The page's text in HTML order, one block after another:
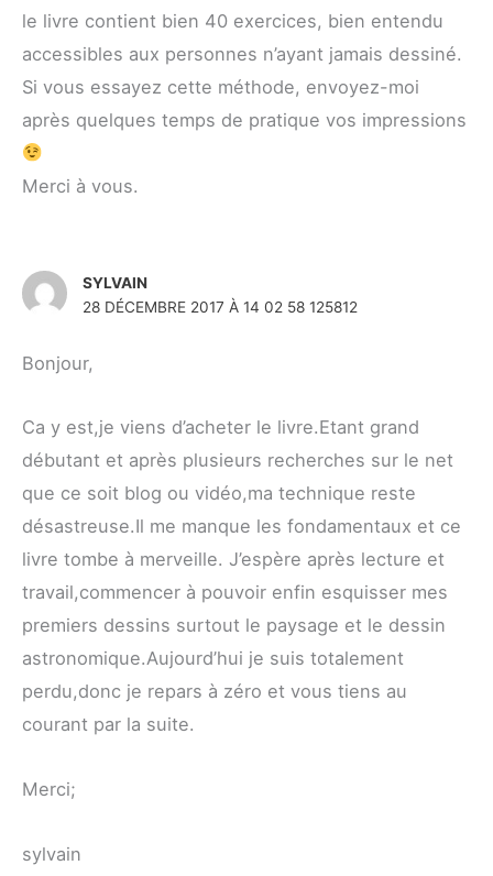
le livre contient bien 40 exercices, bien entendu
accessibles aux personnes n’ayant jamais dessiné.
Si vous essayez cette méthode, envoyez-moi
après quelques temps de pratique vos impressions
Merci à vous.
SYLVAIN
28 DÉCEMBRE 2017 À 14 02 58 125812
Bonjour,
Ca y est,je viens d’acheter le livre.Etant grand
débutant et après plusieurs recherches sur le net
que ce soit blog ou vidéo,ma technique reste
désastreuse.Il me manque les fondamentaux et ce
livre tombe à merveille. J’espère après lecture et
travail,commencer à pouvoir enfin esquisser mes
premiers dessins surtout le paysage et le dessin
astronomique.Aujourd’hui je suis totalement
perdu,donc je repars à zéro et vous tiens au
courant par la suite.
Merci;
sylvain